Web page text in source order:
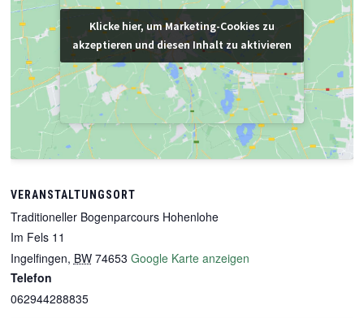
VERANSTALTUNGSORT
Traditioneller Bogenparcours Hohenlohe
Im Fels 11
Ingelfingen, BW 74653 Google Karte anzeigen
Telefon
062944288835
Klicke hier, um Marketing-Cookies zu
akzeptieren und diesen Inhalt zu aktivieren
Klicke hier, um Marketing-Cookies zu
akzeptieren und diesen Inhalt zu aktivieren